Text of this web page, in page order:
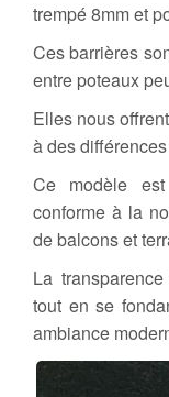
trempé 8mm et
Ces barrières
entre poteaux
Elles nous
à des
Ce modèle
conforme à la
de balcons et
La
tout en se
ambiance